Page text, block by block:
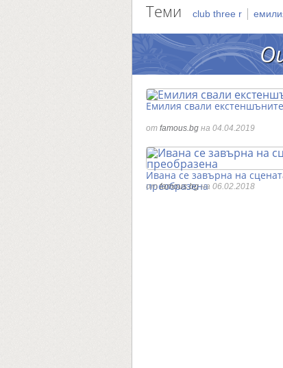
Теми club three r |
Емилия свали екстеншъните
от famous.bg на 04.04.2019
Ивана се завърна на
преобразена
отfamous.bgна 06.02.2018